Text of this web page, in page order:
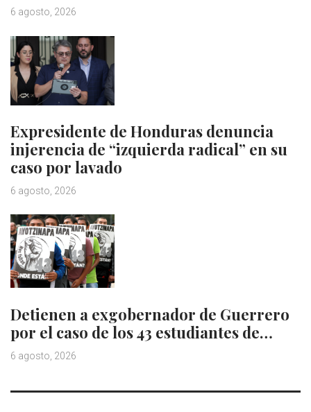
6 agosto, 2026
Expresidente de Honduras denuncia
injerencia de “izquierda radical” en su
caso por lavado
6 agosto, 2026
Detienen a exgobernador de Guerrero
por el caso de los 43 estudiantes de…
6 agosto, 2026